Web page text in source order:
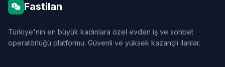
Fastilan
Türkiye'nin en büyük kadınlara özel evden iş ve sohbet
operatörlüğü platformu. Güvenli ve yüksek kazançlı ilanlar.